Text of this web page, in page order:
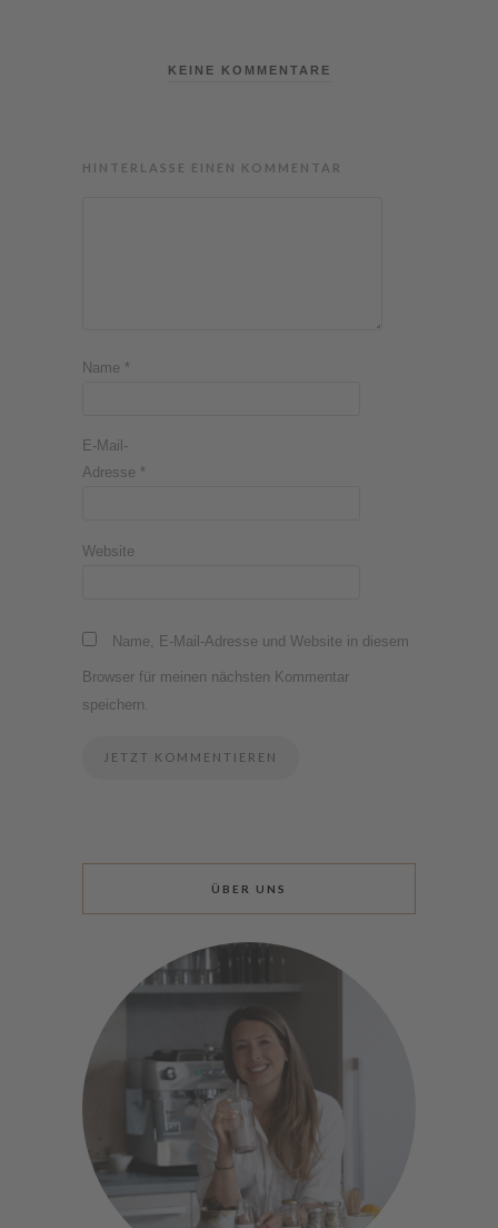
KEINE KOMMENTARE
HINTERLASSE EINEN KOMMENTAR
Name *
E-Mail-
Adresse *
Website
Name, E-Mail-Adresse und Website in diesem
Browser für meinen nächsten Kommentar
speichern.
ÜBER UNS